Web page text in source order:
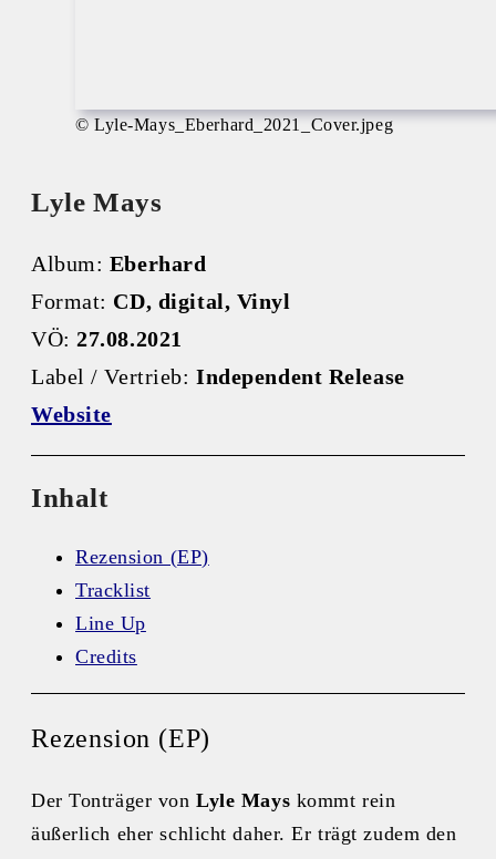
© Lyle-Mays_Eberhard_2021_Cover.jpeg
Lyle Mays
Album: Eberhard
Format: CD, digital, Vinyl
VÖ:27.08.2021
Label / Vertrieb:Independent Release
Website
Inhalt
Rezension (EP)
Tracklist
Line Up
Credits
Rezension (EP)
Der Tonträger vonLyle Mays kommt rein
äußerlich eher schlicht daher. Er trägt zudem den